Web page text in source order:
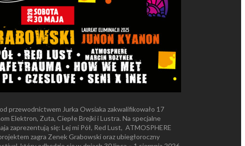
przewodnictwem Jurka Owsiaka zakwalifikowało 17
Elektron, Zuta, Ciepłe Brejki i Lustra. Na specjalne
zaprezentują się: Lej mi Pół, Red Lust, ATMOSPHERE
zagra Zenek Grabowski oraz ubiegłoroczny